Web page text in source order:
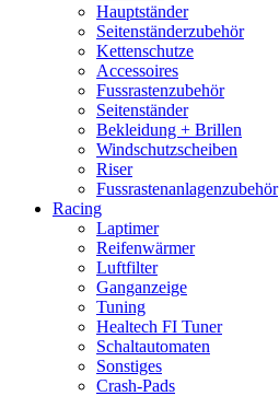
Hauptständer
Seitenständerzubehör
Kettenschutze
Accessoires
Fussrastenzubehör
Seitenständer
Bekleidung + Brillen
Windschutzscheiben
Riser
Fussrastenanlagenzubehör
Racing
Laptimer
Reifenwärmer
Luftfilter
Ganganzeige
Tuning
Healtech FI Tuner
Schaltautomaten
Sonstiges
Crash-Pads